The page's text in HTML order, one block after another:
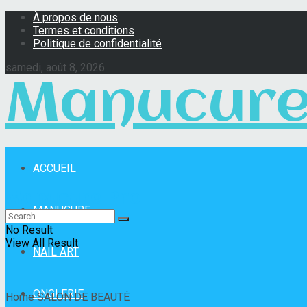
À propos de nous
Termes et conditions
Politique de confidentialité
samedi, août 8, 2026
ACCUEIL
MANUCURE
NAIL ART
ONGLERIE
No Result
View All Result
Home SALON DE BEAUTÉ